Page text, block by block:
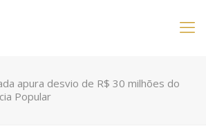
apura desvio de R$ 30 milhões do
Popular